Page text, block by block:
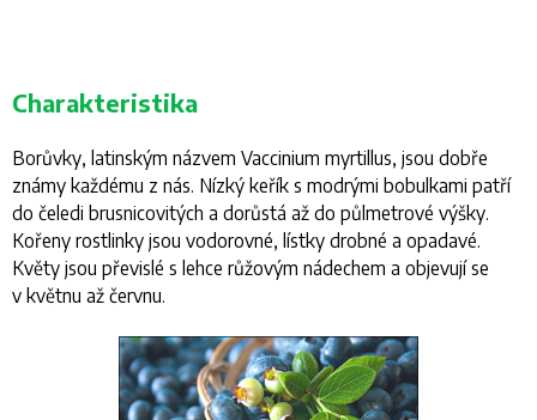
Charakteristika
Borůvky, latinským názvem Vaccinium myrtillus, jsou dobře
známy každému z nás. Nízký keřík s modrými bobulkami patří
do čeledi brusnicovitých a dorůstá až do půlmetrové výšky.
Kořeny rostlinky jsou vodorovné, lístky drobné a opadavé.
Květy jsou převislé s lehce růžovým nádechem a objevují se
v květnu až červnu.